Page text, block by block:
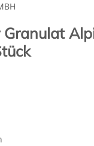
Granulat